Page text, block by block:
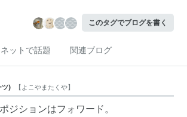
このタグでブログを書く
ネットで話題 関連ブログ
ツ) 【よこやまたくや】
ジションはフォワード。